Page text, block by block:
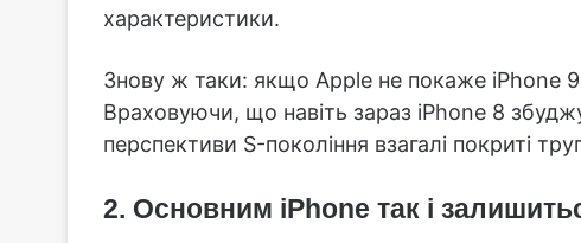
характеристики.
Знову ж таки: якщо Apple не покаже iPhone
Враховуючи, що навіть зараз iPhone 8
перспективи S-покоління взагалі покриті
2. Основним iPhone так і